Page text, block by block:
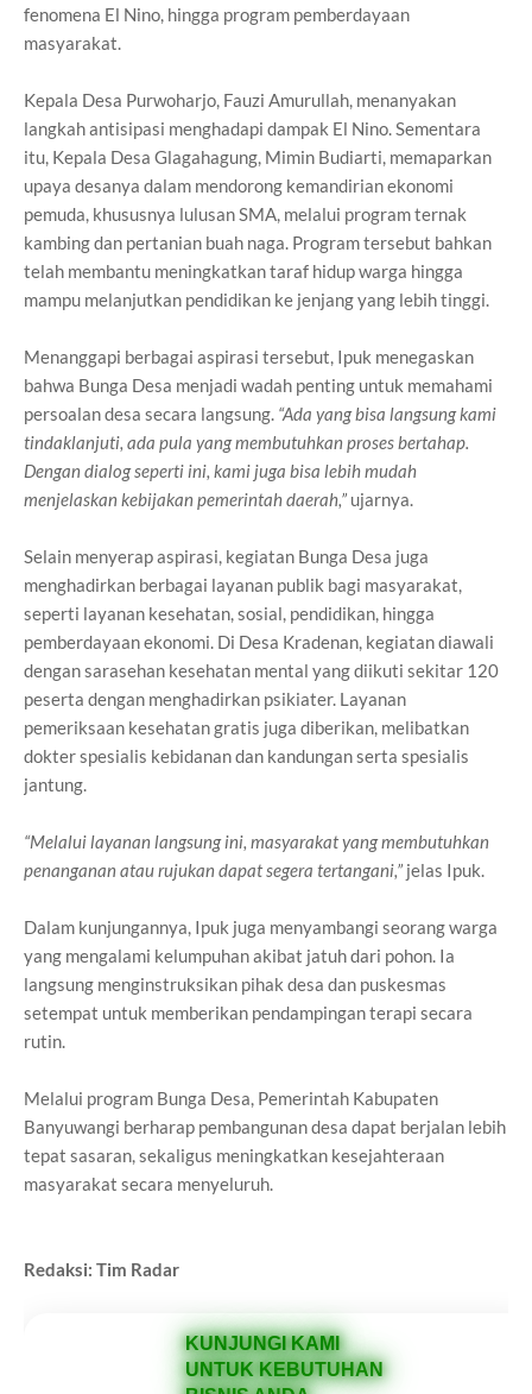
fenomena El Nino, hingga program pemberdayaan
masyarakat.
Kepala Desa Purwoharjo, Fauzi Amurullah, menanyakan
langkah antisipasi menghadapi dampak El Nino. Sementara
itu, Kepala Desa Glagahagung, Mimin Budiarti, memaparkan
upaya desanya dalam mendorong kemandirian ekonomi
pemuda, khususnya lulusan SMA, melalui program ternak
kambing dan pertanian buah naga. Program tersebut bahkan
telah membantu meningkatkan taraf hidup warga hingga
mampu melanjutkan pendidikan ke jenjang yang lebih tinggi.
Menanggapi berbagai aspirasi tersebut, Ipuk menegaskan
bahwa Bunga Desa menjadi wadah penting untuk memahami
persoalan desa secara langsung. “Ada yang bisa langsung kami
tindaklanjuti, ada pula yang membutuhkan proses bertahap.
Dengan dialog seperti ini, kami juga bisa lebih mudah
menjelaskan kebijakan pemerintah daerah,” ujarnya.
Selain menyerap aspirasi, kegiatan Bunga Desa juga
menghadirkan berbagai layanan publik bagi masyarakat,
seperti layanan kesehatan, sosial, pendidikan, hingga
pemberdayaan ekonomi. Di Desa Kradenan, kegiatan diawali
dengan sarasehan kesehatan mental yang diikuti sekitar 120
peserta dengan menghadirkan psikiater. Layanan
pemeriksaan kesehatan gratis juga diberikan, melibatkan
dokter spesialis kebidanan dan kandungan serta spesialis
jantung.
“Melalui layanan langsung ini, masyarakat yang membutuhkan
penanganan atau rujukan dapat segera tertangani,” jelas Ipuk.
Dalam kunjungannya, Ipuk juga menyambangi seorang warga
yang mengalami kelumpuhan akibat jatuh dari pohon. Ia
langsung menginstruksikan pihak desa dan puskesmas
setempat untuk memberikan pendampingan terapi secara
rutin.
Melalui program Bunga Desa, Pemerintah Kabupaten
Banyuwangi berharap pembangunan desa dapat berjalan lebih
tepat sasaran, sekaligus meningkatkan kesejahteraan
masyarakat secara menyeluruh.
Redaksi: Tim Radar
KUNJUNGI KAMI
UNTUK KEBUTUHAN